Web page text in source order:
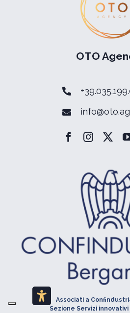
OTO
Associati a
Sezione Servizi